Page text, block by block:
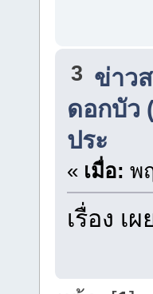
3 ข่าว
ดอกบัว
ประ
« เมื่อ: พ
เรื่อง เ